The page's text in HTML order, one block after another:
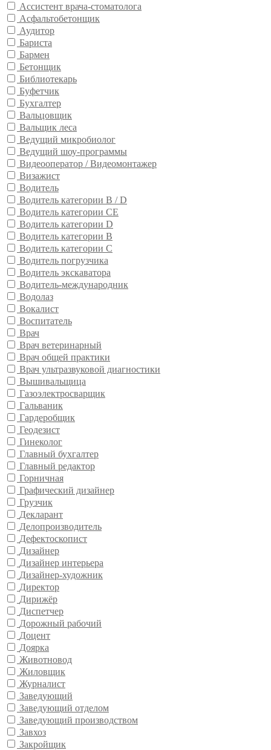
Ассистент врача-стоматолога
Асфальтобетонщик
Аудитор
Бариста
Бармен
Бетонщик
Библиотекарь
Буфетчик
Бухгалтер
Вальцовщик
Вальщик леса
Ведущий микробиолог
Ведущий шоу-программы
Видеооператор / Видеомонтажер
Визажист
Водитель
Водитель категории B / D
Водитель категории CE
Водитель категории D
Водитель категории В
Водитель категории С
Водитель погрузчика
Водитель экскаватора
Водитель-международник
Водолаз
Вокалист
Воспитатель
Врач
Врач ветеринарный
Врач общей практики
Врач ультразвуковой диагностики
Вышивальщица
Газоэлектросварщик
Гальваник
Гардеробщик
Геодезист
Гинеколог
Главный бухгалтер
Главный редактор
Горничная
Графический дизайнер
Грузчик
Декларант
Делопроизводитель
Дефектоскопист
Дизайнер
Дизайнер интерьера
Дизайнер-художник
Директор
Дирижёр
Диспетчер
Дорожный рабочий
Доцент
Доярка
Животновод
Жиловщик
Журналист
Заведующий
Заведующий отделом
Заведующий производством
Завхоз
Закройщик